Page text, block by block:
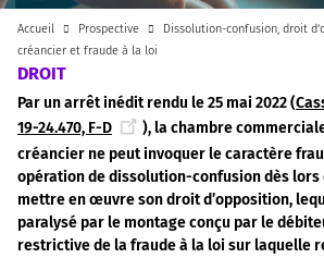
Accueil Prospective
Dissolution-confusion, droit
créancier et fraude à la loi
DROIT
Par un arrêt inédit rendu le 25 mai 2022 (
19-24.470, F-D
), la chambre
créancier ne peut invoquer le caractère
opération de dissolution-confusion dès lors
mettre en œuvre son droit d’opposition,
paralysé par le montage conçu par le
restrictive de la fraude à la loi sur laquelle